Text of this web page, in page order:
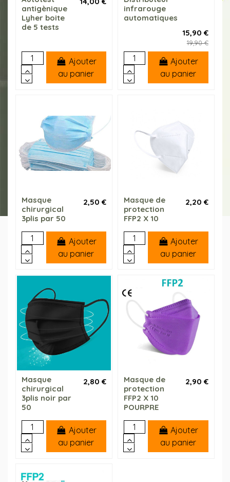
antigènique
Lyher boite
de 5 tests
Ajouter
au panier
infrarouge
automatiques
15,90 €
19,90 €
Ajouter
au panier
Masque
chirurgical
3plis par 50
2,50 €
Ajouter
au panier
Masque de
protection
FFP2 X 10
2,20 €
Ajouter
au panier
Masque
chirurgical
3plis noir par
50
2,80 €
Ajouter
au panier
Masque de
protection
FFP2 X 10
POURPRE
2,90 €
Ajouter
au panier